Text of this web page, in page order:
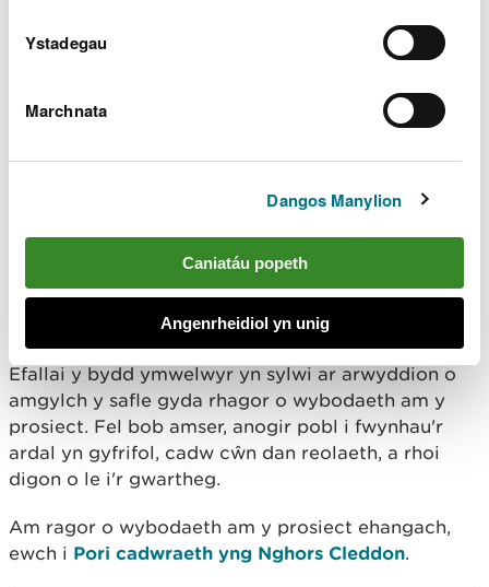
Ystadegau
Marchnata
Dangos Manylion
Caniatáu popeth
Angenrheidiol yn unig
Tir CNC:
gwartheg yn ôl i Beacon Hill am dymor
anhygoel wrth gadw'r rhostir mewn cyflwr
amodau cywir i fywyd gwyllt ffynnu.
“Bob blwyddyn rydym yn gweld
manteision eu gwaith, ac mae'n wych gallu
defnyddio dull mor naturiol ac effaith isel
Efallai y bydd ymwelwyr yn sylwi ar arwyddion o
amgylch y safle gyda rhagor o wybodaeth am y
prosiect. Fel bob amser, anogir pobl i fwynhau'r
ardal yn gyfrifol, cadw cŵn dan reolaeth, a rhoi
digon o le i'r gwartheg.
Am ragor o wybodaeth am y prosiect ehangach,
ewch i Pori cadwraeth yng Nghors Cleddon.